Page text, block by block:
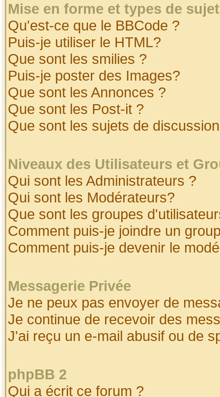
Mise en forme et types de
Qu'est-ce que le BBCode ?
Puis-je utiliser le HTML?
Que sont les smilies ?
Puis-je poster des Images?
Que sont les Annonces ?
Que sont les Post-it ?
Que sont les sujets de
Niveaux des Utilisateurs et
Qui sont les Administrateurs ?
Qui sont les Modérateurs?
Que sont les groupes
Comment puis-je joindre un
Comment puis-je devenir le
Messagerie Privée
Je ne peux pas envoyer de
Je continue de recevoir des
J'ai reçu un e-mail abusif ou de
phpBB 2
Qui a écrit ce forum ?